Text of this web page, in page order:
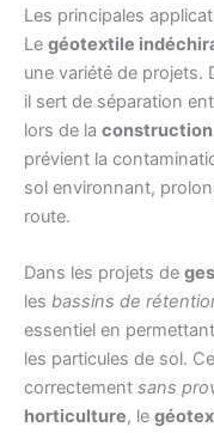
Les principales
Le géotextile
une variété de projets.
il sert de séparation
lors de la
prévient la
sol environnant,
route.
Dans les projets de
les bassins de
essentiel en
les particules de sol.
correctement sans
horticulture, le